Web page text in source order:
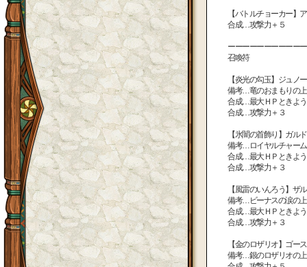
【バトルチョーカー】
合成…攻撃力＋５
ーーーーーーーーーー
召喚符
【炎光の勾玉】ジュノ
備考…竜のおまもりの
合成…最大ＨＰときよ
合成…攻撃力＋３
【氷闇の首飾り】ガル
備考…ロイヤルチャー
合成…最大ＨＰときよ
合成…攻撃力＋３
【風雷のいんろう】ザ
備考…ビーナスの涙の
合成…最大ＨＰときよ
合成…攻撃力＋３
【金のロザリオ】ゴー
備考…銀のロザリオの